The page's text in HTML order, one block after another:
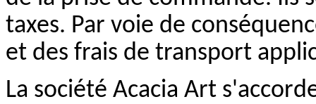
taxes. Par voie de
et des frais de transport
La société Acacia Art